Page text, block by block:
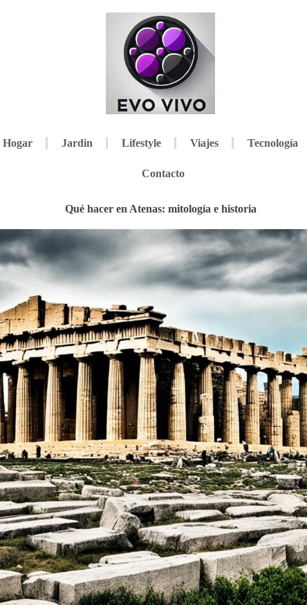
Hogar Jardin Lifestyle Viajes Tecnología
Contacto
Qué hacer en Atenas: mitología e historia